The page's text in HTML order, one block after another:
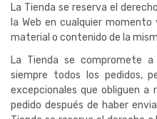
La Tienda se reserva el
la Web en cualquier
material o contenido de la
La Tienda se compromete
siempre todos los pedidos,
excepcionales que obliguen
pedido después de haber